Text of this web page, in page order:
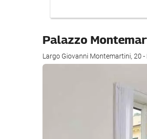
Palazzo
Largo Giovanni Montemartini, 20 -